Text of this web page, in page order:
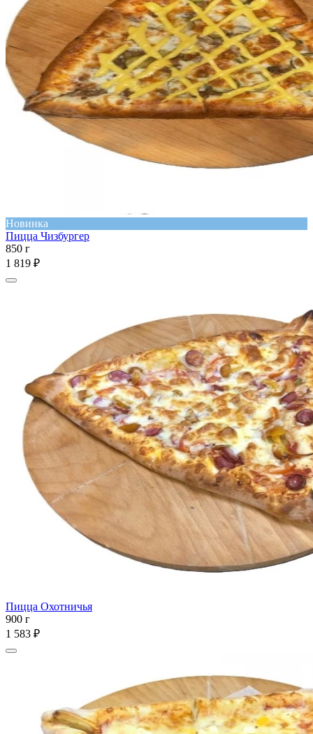
Новинка
Пицца Чизбургер
850 г
1 819 ₽
Пицца Охотничья
900 г
1 583 ₽